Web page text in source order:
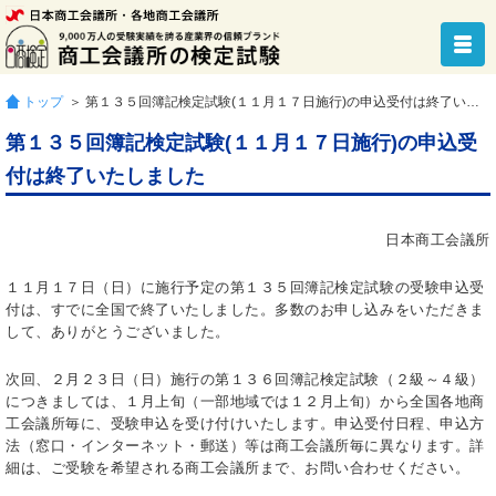
トップ ＞ 第１３５回簿記検定試験(１１月１７日施行)の申込受付は終了いたしました
第１３５回簿記検定試験(１１月１７日施行)の申込受
付は終了いたしました
日本商工会議所
１１月１７日（日）に施行予定の第１３５回簿記検定試験の受験申込受
付は、すでに全国で終了いたしました。多数のお申し込みをいただきま
して、ありがとうございました。
次回、２月２３日（日）施行の第１３６回簿記検定試験（２級～４級）
につきましては、１月上旬（一部地域では１２月上旬）から全国各地商
工会議所毎に、受験申込を受け付けいたします。申込受付日程、申込方
法（窓口・インターネット・郵送）等は商工会議所毎に異なります。詳
細は、ご受験を希望される商工会議所まで、お問い合わせください。